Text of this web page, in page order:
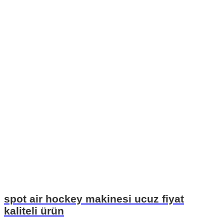
spot air hockey makinesi ucuz fiyat
kaliteli ürün